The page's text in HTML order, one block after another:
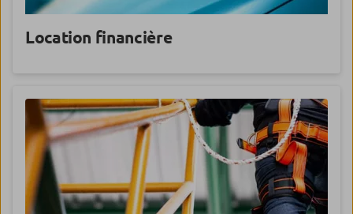
Location financière